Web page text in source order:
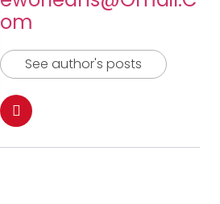
Om
See author's posts